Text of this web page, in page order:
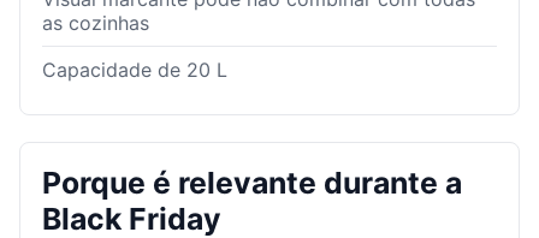
as cozinhas
Capacidade de 20 L
Porque é relevante durante a
Black Friday